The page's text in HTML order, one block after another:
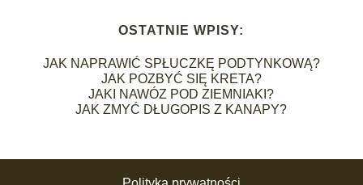
OSTATNIE WPISY:
JAK NAPRAWIĆ SPŁUCZKĘ PODTYNKOWĄ?
JAK POZBYĆ SIĘ KRETA?
JAKI NAWÓZ POD ZIEMNIAKI?
JAK ZMYĆ DŁUGOPIS Z KANAPY?